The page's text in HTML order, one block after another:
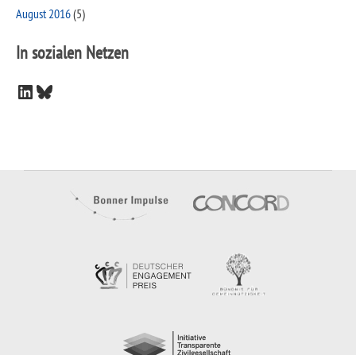
August 2016(5)
In sozialen Netzen
LinkedIn
Bluesky